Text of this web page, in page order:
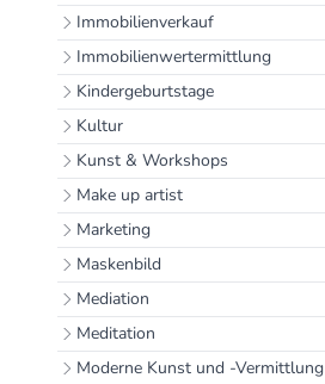
Immobilienverkauf
Immobilienwertermittlung
Kindergeburtstage
Kultur
Kunst & Workshops
Make up artist
Marketing
Maskenbild
Mediation
Meditation
Moderne Kunst und -Vermittlung